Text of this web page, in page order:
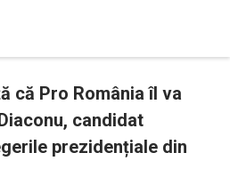
că Pro România îl va
candidat
prezidențiale din